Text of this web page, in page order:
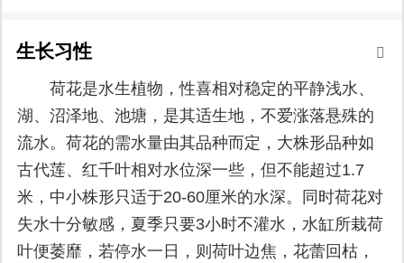
生长习性
荷花是水生植物，性喜相对稳定的平静浅水、
湖、沼泽地、池塘，是其适生地，不爱涨落悬殊的
流水。荷花的需水量由其品种而定，大株形品种如
古代莲、红千叶相对水位深一些，但不能超过1.7
米，中小株形只适于20-60厘米的水深。同时荷花对
失水十分敏感，夏季只要3小时不灌水，水缸所栽荷
叶便萎靡，若停水一日，则荷叶边焦，花蕾回枯，